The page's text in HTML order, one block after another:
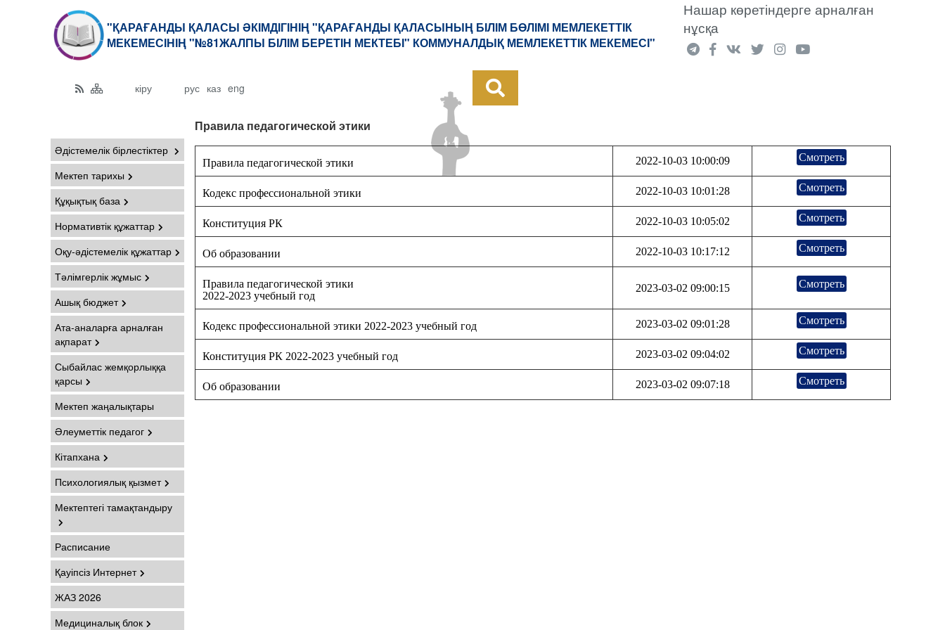
"ҚАРАҒАНДЫ ҚАЛАСЫ ӘКІМДІГІНІҢ "ҚАРАҒАНДЫ ҚАЛАСЫНЫҢ БІЛІМ БӨЛІМІ МЕМЛЕКЕТТІК
МЕКЕМЕСІНІҢ "№81ЖАЛПЫ БІЛІМ БЕРЕТІН МЕКТЕБІ" КОММУНАЛДЫҚ МЕМЛЕКЕТТІК МЕКЕМЕСІ"
Нашар көретіндерге арналған
нұсқа
кіру рус каз eng
Әдістемелік бірлестіктер
Мектеп тарихы
Құқықтық база
Нормативтік құжаттар
Оқу-әдістемелік құжаттар
Тәлімгерлік жұмыс
Ашық бюджет
Ата-аналарға арналған
ақпарат
Сыбайлас жемқорлыққа
қарсы
Мектеп жаңалықтары
Әлеуметтік педагог
Кітапхана
Психологиялық қызмет
Мектептегі тамақтандыру
Расписание
Қауіпсіз Интернет
ЖАЗ 2026
Медициналық блок
Правила педагогической этики
Правила педагогической этики 2022-10-03 10:00:09 Смотреть
Кодекс профессиональной этики 2022-10-03 10:01:28 Смотреть
Конституция РК 2022-10-03 10:05:02 Смотреть
Об образовании 2022-10-03 10:17:12 Смотреть
Правила педагогической этики
2022-2023 учебный год
2023-03-02 09:00:15 Смотреть
Кодекс профессиональной этики 2022-2023 учебный год 2023-03-02 09:01:28 Смотреть
Конституция РК 2022-2023 учебный год 2023-03-02 09:04:02 Смотреть
Об образовании 2023-03-02 09:07:18 Смотреть